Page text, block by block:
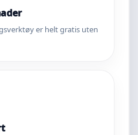
er helt gratis uten